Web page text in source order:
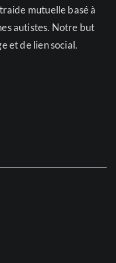
mutuelle basé à
autistes. Notre but
et de lien social.